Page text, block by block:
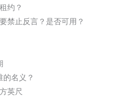
约？
禁止反言？是否可用？
的名义？
英尺